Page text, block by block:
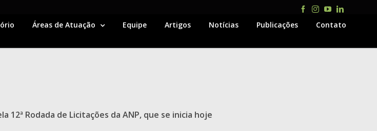
Facebook
Instagram
YouTubeLinkedIn
Áreas de Atuação Equipe Artigos Notícias Publicações Contato
Rodada de Licitações da ANP, que se inicia hoje